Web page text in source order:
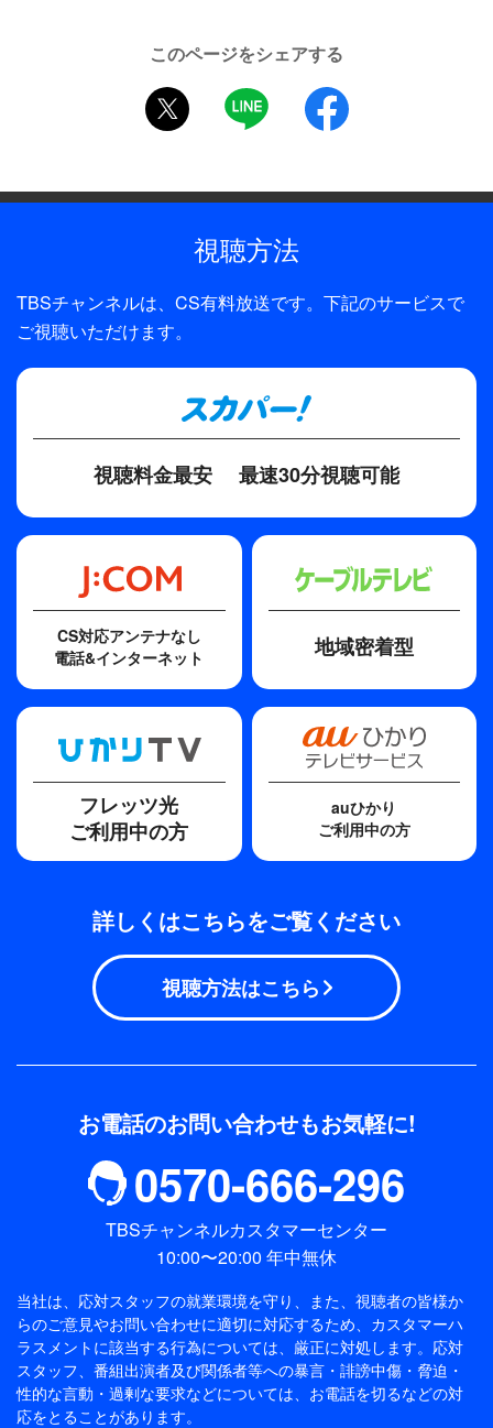
このページをシェアする
twitter
LINE
視聴方法
TBSチャンネルは、CS有料放送です。下記のサービスで
ご視聴いただけます。
視聴料金最安 最速30分視聴可能
CS対応アンテナなし
電話&インターネット
地域密着型
フレッツ光
ご利用中の方
auひかり
ご利用中の方
詳しくはこちらをご覧ください
視聴方法はこちら
お電話のお問い合わせもお気軽に!
0570-666-296
TBSチャンネルカスタマーセンター
10:00〜20:00 年中無休
当社は、応対スタッフの就業環境を守り、また、視聴者の皆様か
らのご意見やお問い合わせに適切に対応するため、 カスタマーハ
ラスメントに該当する行為については、厳正に対処します。応対
スタッフ、番組出演者及び関係者等への暴言・誹謗中傷・脅迫・
性的な言動・過剰な要求などについては、お電話を切るなどの対
応をとることがあります。